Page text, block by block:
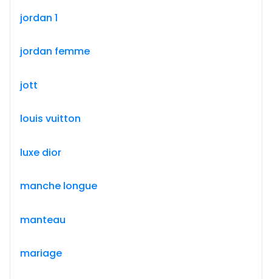
jordan 1
jordan femme
jott
louis vuitton
luxe dior
manche longue
manteau
mariage